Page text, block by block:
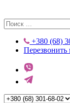
+380 (68)
Перезвонить